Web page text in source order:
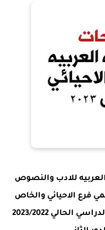
للادب والنصوص
الاحيائي والخاص
بالامتحانات الوزاريه للعام الدراسي الحالي 2023/2022